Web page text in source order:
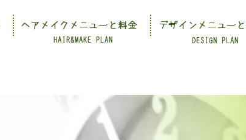
HAIR&MAKE PLAN DESIGN PLAN
ヘアメイクメニューと料金 デザインメニュー